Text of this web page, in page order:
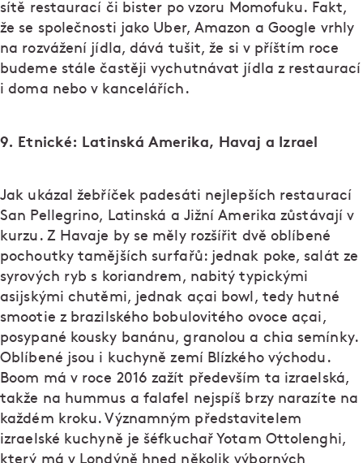
sítě restaurací či bister po vzoru Momofuku. Fakt,
že se společnosti jako Uber, Amazon a Google vrhly
na rozvážení jídla, dává tušit, že si v příštím roce
budeme stále častěji vychutnávat jídla z restaurací
i doma nebo v kancelářích.
9. Etnické: Latinská Amerika, Havaj a Izrael
Jak ukázal žebříček padesáti nejlepších restaurací
San Pellegrino, Latinská a Jižní Amerika zůstávají v
kurzu. Z Havaje by se měly rozšířit dvě oblíbené
pochoutky tamějších surfařů: jednak poke, salát ze
syrových ryb s koriandrem, nabitý typickými
asijskými chutěmi, jednak açai bowl, tedy hutné
smootie z brazilského bobulovitého ovoce açai,
posypané kousky banánu, granolou a chia semínky.
Oblíbené jsou i kuchyně zemí Blízkého východu.
Boom má v roce 2016 zažít především ta izraelská,
takže na hummus a falafel nejspíš brzy narazíte na
každém kroku. Významným představitelem
izraelské kuchyně je šéfkuchař Yotam Ottolenghi,
který má v Londýně hned několik výborných